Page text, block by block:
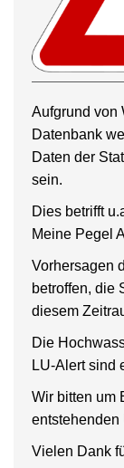
Aufgrund von
Datenbank
Daten der
sein.
Dies betrifft
Meine Pegel
Vorhersagen
betroffen, die
diesem
Die
LU-Alert sind
Wir bitten um
entstehenden
Vielen Dank